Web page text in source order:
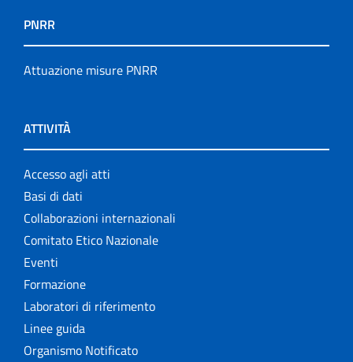
PNRR
Attuazione misure PNRR
ATTIVITÀ
Accesso agli atti
Basi di dati
Collaborazioni internazionali
Comitato Etico Nazionale
Eventi
Formazione
Laboratori di riferimento
Linee guida
Organismo Notificato